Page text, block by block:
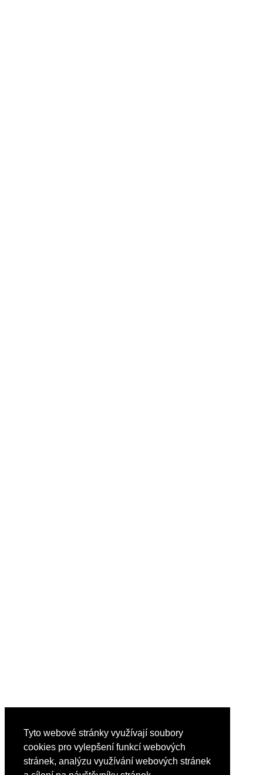
Tyto webové stránky využívají soubory
cookies pro vylepšení funkcí webových
stránek, analýzu využívání webových stránek